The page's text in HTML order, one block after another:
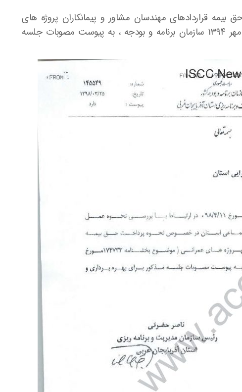
قراردادهای مهندسان مشاور و پیمانکاران پروژه های
عمرانی موضوع بخشنامه شماره ۱۷۴۷۳۳ مورخ مهر ۱۳۹۴ سازمان برنامه و بودجه ، به پیوست مصوبات جلسه